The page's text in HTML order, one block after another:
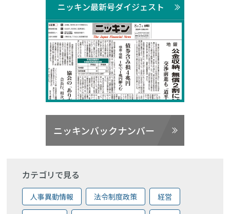
ニッキン最新号ダイジェスト
ニッキンバックナンバー
カテゴリで見る
人事異動情報 法令制度政策 経営